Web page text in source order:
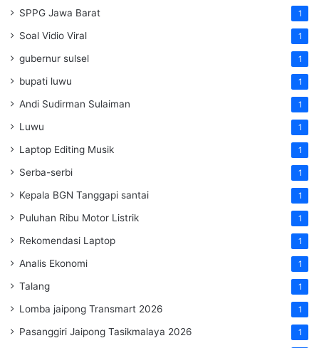
SPPG Jawa Barat 1
Soal Vidio Viral 1
gubernur sulsel 1
bupati luwu 1
Andi Sudirman Sulaiman 1
Luwu 1
Laptop Editing Musik 1
Serba-serbi 1
Kepala BGN Tanggapi santai 1
Puluhan Ribu Motor Listrik 1
Rekomendasi Laptop 1
Analis Ekonomi 1
Talang 1
Lomba jaipong Transmart 2026 1
Pasanggiri Jaipong Tasikmalaya 2026 1